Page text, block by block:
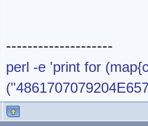
--------------------
perl -e 'print for